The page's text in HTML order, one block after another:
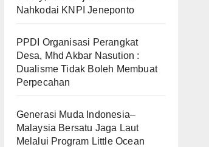
Nahkodai KNPI Jeneponto
PPDI Organisasi Perangkat
Desa, Mhd Akbar Nasution :
Dualisme Tidak Boleh Membuat
Perpecahan
Generasi Muda Indonesia–
Malaysia Bersatu Jaga Laut
Melalui Program Little Ocean